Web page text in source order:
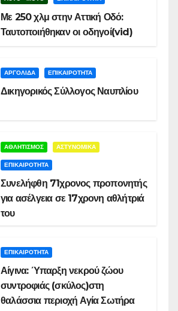
Με 250 χλμ στην Αττική Οδό:
Ταυτοποιήθηκαν οι οδηγοί(vid)
ΑΡΓΟΛΙΔΑ ΕΠΙΚΑΙΡΟΤΗΤΑ
Δικηγορικός Σύλλογος Ναυπλίου
ΑΘΛΗΤΙΣΜΟΣ ΑΣΤΥΝΟΜΙΚΑ
ΕΠΙΚΑΙΡΟΤΗΤΑ
Συνελήφθη 71χρονος προπονητής
για ασέλγεια σε 17χρονη αθλήτριά
του
ΕΠΙΚΑΙΡΟΤΗΤΑ
Αίγινα: Ύπαρξη νεκρού ζώου
συντροφιάς (σκύλος)στη
θαλάσσια περιοχή Αγία Σωτήρα